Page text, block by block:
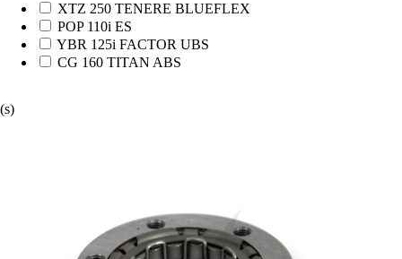
XTZ 250 TENERE BLUEFLEX
POP 110i ES
YBR 125i FACTOR UBS
CG 160 TITAN ABS
(s)